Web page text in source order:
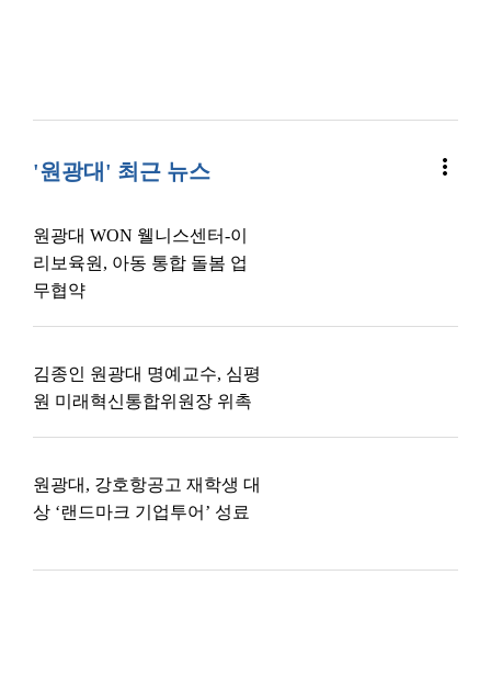
'원광대' 최근 뉴스 more_vert
원광대 WON 웰니스센터-이
리보육원, 아동 통합 돌봄 업
무협약
김종인 원광대 명예교수, 심평
원 미래혁신통합위원장 위촉
원광대, 강호항공고 재학생 대
상 ‘랜드마크 기업투어’ 성료